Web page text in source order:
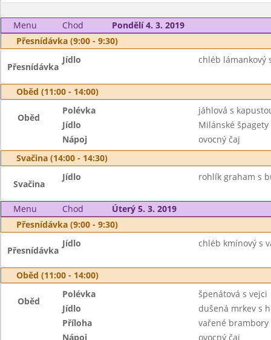
Menu Chod
Pondělí 4. 3. 2019
Přesnídávka (9:00 - 9:30)
Přesnídávka
Jídlo chléb lámankový
Oběd (11:00 - 14:00)
Oběd
Polévka
jáhlová s
Jídlo
Milánské špagety
Nápoj
ovocný čaj
Svačina (14:00 - 14:30)
Svačina
Jídlo rohlík graham s
Menu Chod
Úterý 5. 3. 2019
Přesnídávka (9:00 - 9:30)
Přesnídávka
Jídlo chléb kmínový s
Oběd (11:00 - 14:00)
Oběd
Polévka
špenátová s vejci
Jídlo
dušená mrkev s
Příloha
vařené brambory
Nápoj
ovocný čaj